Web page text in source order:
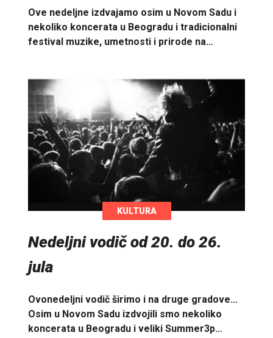
Ove nedeljne izdvajamo osim u Novom Sadu i
nekoliko koncerata u Beogradu i tradicionalni
festival muzike, umetnosti i prirode na…
KULTURA
Nedeljni vodič od 20. do 26.
jula
Ovonedeljni vodič širimo i na druge gradove...
Osim u Novom Sadu izdvojili smo nekoliko
koncerata u Beogradu i veliki Summer3p…